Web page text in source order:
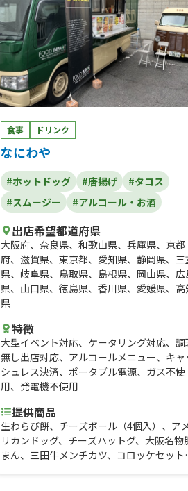
食事 ドリンク
なにわや
#ホットドッグ #唐揚げ
#タコス
#スムージー
#アルコール・お酒
出店希望都道府県
大阪府、 奈良県、 和歌山県、 兵庫県、 京都
府、 滋賀県、 東京都、 愛知県、 静岡県、 三
県、 岐阜県、 鳥取県、 島根県、 岡山県、 広
県、 山口県、 徳島県、 香川県、 愛媛県、 高
県
特徴
大型イベント対応、 ケータリング対応、 調
無し出店対応、 アルコールメニュー、 キャ
シュレス決済、 ポータブル電源、 ガス不使
用、 発電機不使用
提供商品
生わらび餅、チーズボール（4個入）、ア
リカンドッグ、チーズハットグ、大阪名物
まん、三田牛メンチカツ、コロッケセット